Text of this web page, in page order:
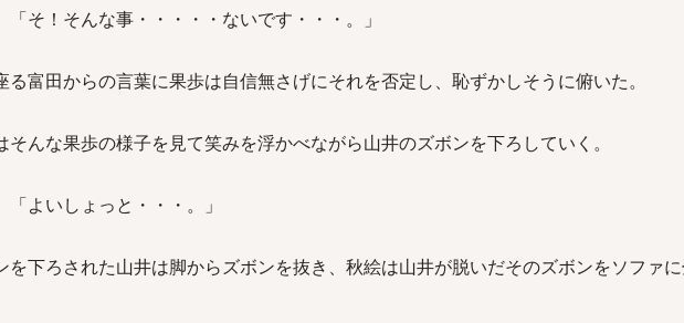
そ！そんな事・・・・・ないです・・・。」
る富田からの言葉に果歩は自信無さげにそれを否定し、恥ずかしそうに俯いた。
そんな果歩の様子を見て笑みを浮かべながら山井のズボンを下ろしていく。
よいしょっと・・・。」
を下ろされた山井は脚からズボンを抜き、秋絵は山井が脱いだそのズボンをソファ